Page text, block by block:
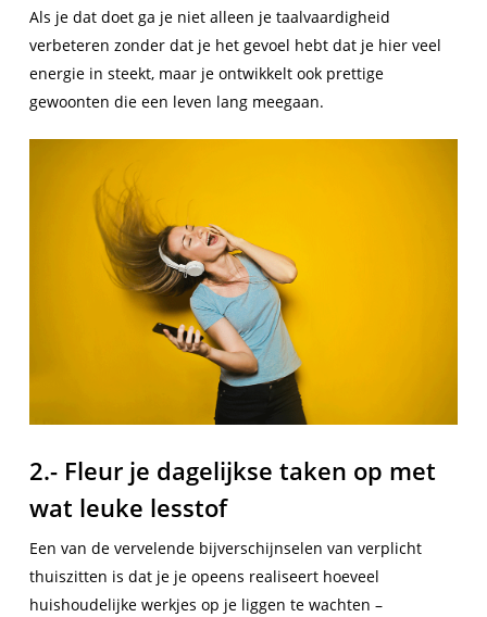
Als je dat doet ga je niet alleen je taalvaardigheid
verbeteren zonder dat je het gevoel hebt dat je hier veel
energie in steekt, maar je ontwikkelt ook prettige
gewoonten die een leven lang meegaan.
2.- Fleur je dagelijkse taken op met
wat leuke lesstof
Een van de vervelende bijverschijnselen van verplicht
thuiszitten is dat je je opeens realiseert hoeveel
huishoudelijke werkjes op je liggen te wachten –